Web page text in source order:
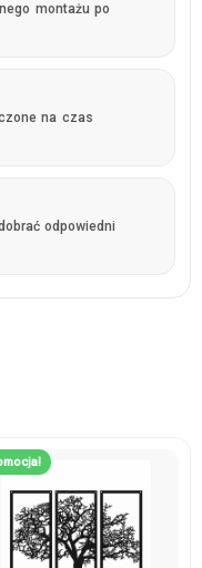
montażu po
na czas
odpowiedni